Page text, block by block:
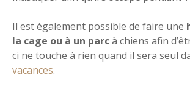
Il est également possible de faire une
la cage ou à un parcà chiens afin
ci ne touche à rien quand il sera seul
vacances.